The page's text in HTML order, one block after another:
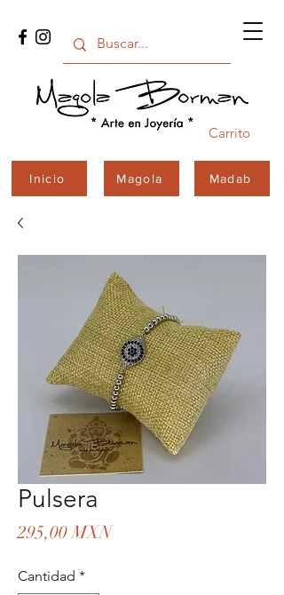
Carrito
Inicio Magola Madab
Pulsera
295,00 MXNPrecio
Cantidad *